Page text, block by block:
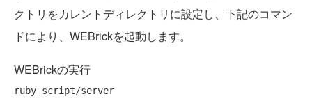
クトリをカレントディレクトリに設定し、下記のコマン
ドにより、WEBrickを起動します。
WEBrickの実行